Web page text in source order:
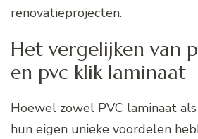
renovatieprojecten.
Het vergelijken van
en pvc klik laminaat
Hoewel zowel PVC laminaat
hun eigen unieke voordelen